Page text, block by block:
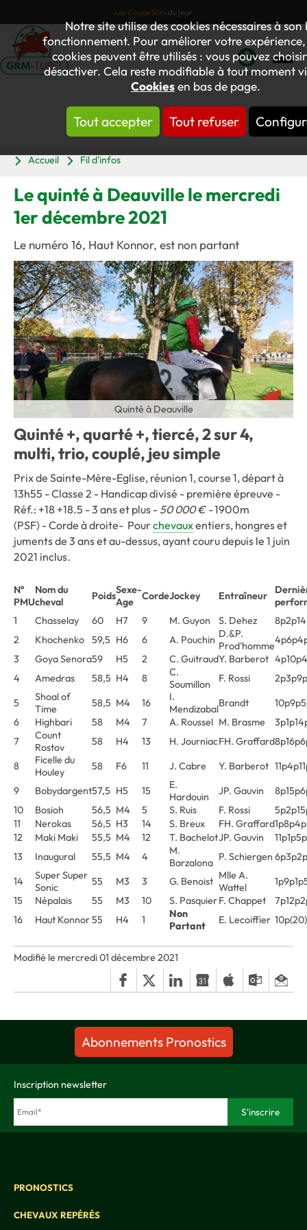
Notre site utilise des cookies nécessaires à son
fonctionnement. Pour améliorer votre expérience,
cookies peuvent être utilisés : vous pouvez
désactiver. Cela reste modifiable à tout moment
Cookiesen bas de page.
Tout accepter Tout refuser
Les Coups Sûrs du jour
Mon
compte
Accueil
Fil d'infos
Le quinté à Deauville le mercredi
1er décembre 2021
Le numéro 16, Haut Konnor, est non partant
Quinté à Deauville
Quinté +, quarté +, tiercé, 2 sur 4,
multi, trio, couplé, jeu simple
Prix de Sainte-Mère-Eglise, réunion 1, course 1, départ à
13h55 -Classe 2 - Handicap divisé - première épreuve -
Réf.: +18 +18.5 - 3 ans et plus - 50 000 € -1900m
(PSF) -Corde à droite- Pourchevauxentiers, hongres et
juments de 3 ans et au-dessus, ayant couru depuis le 1 juin
2021 inclus.
N°
PMU
Nom du
cheval
PoidsSexe-
Age
CordeJockey Entraîneur
1
Chasselay 60 H7 9 M. Guyon S. Dehez
2
Khochenko 59,5 H6 6 A. Pouchin D.&P.
Prod'homme
3
Goya Senora59 H5 2 C. GuitraudY. Barberot
4
Amedras 58,5 H4 8
C.
Soumillon
F. Rossi
5
Shoal of
Time
58,5 M4 16
I.
MendizabalBrandt
6
Highbari 58 M4 7 A. Roussel M. Brasme
7
Count
Rostov
58 H4 13 H. JourniacFH. Graffard
8
Ficelle du
Houley
58 F6 11 J. Cabre Y. Barberot
9
Bobydargent57,5 H5 15
E.
Hardouin
JP. Gauvin
10
Bosioh 56,5 M4 5 S. Ruis F. Rossi
11
Nerokas 56,5 H3 14 S. Breux FH. Graffard
12
Maki Maki 55,5 M4 12 T. BachelotJP. Gauvin
13
Inaugural 55,5 M4 4
M.
Barzalona P. Schiergen
14
Super Super
Sonic
55 M3 3 G. Benoist Mlle A.
Wattel
15
Népalais 55 M3 10 S. PasquierF. Chappet
16
Haut Konnor55 H4 1
Non
Partant
E. Lecoiffier
Modifié le mercredi 01 décembre 2021
Abonnements Pronostics
Inscription newsletter
PRONOSTICS
CHEVAUX REPÉRÉS